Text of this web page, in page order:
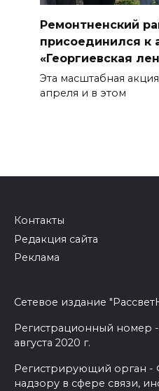
Ремонтненский
присоединился к
«Георгиевская
Эта масштабная
апреля и в этом
Контакты
Редакция сайта
Реклама
Сетевое издание
Регистрационный номер
августа 2020 г.
Регистрирующий орган -
надзору в сфере связи,